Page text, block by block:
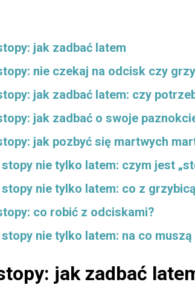
jak zadbać latem
nie czekaj na odcisk czy
jak zadbać latem: czy
jak zadbać o swoje
jak pozbyć się martwych
nie tylko latem: czym jest
nie tylko latem: co z
co robić z odciskami?
nie tylko latem: na co
jak zadbać